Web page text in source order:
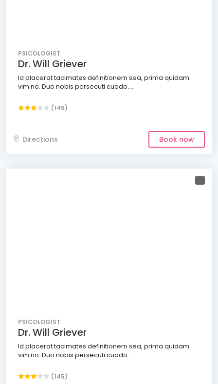
PSICOLOGIST
Dr. Will Griever
Id placerat tacimates definitionem sea, prima quidam
vim no. Duo nobis persecuti cuodo....
(145)
Directions Book now
PSICOLOGIST
Dr. Will Griever
Id placerat tacimates definitionem sea, prima quidam
vim no. Duo nobis persecuti cuodo....
(145)